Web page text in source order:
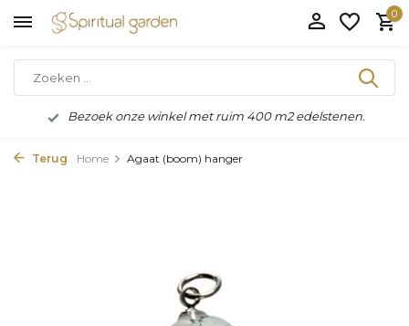
0
Bezoek onze winkel met ruim 400 m2 edelstenen.
Terug Home Agaat (boom) hanger